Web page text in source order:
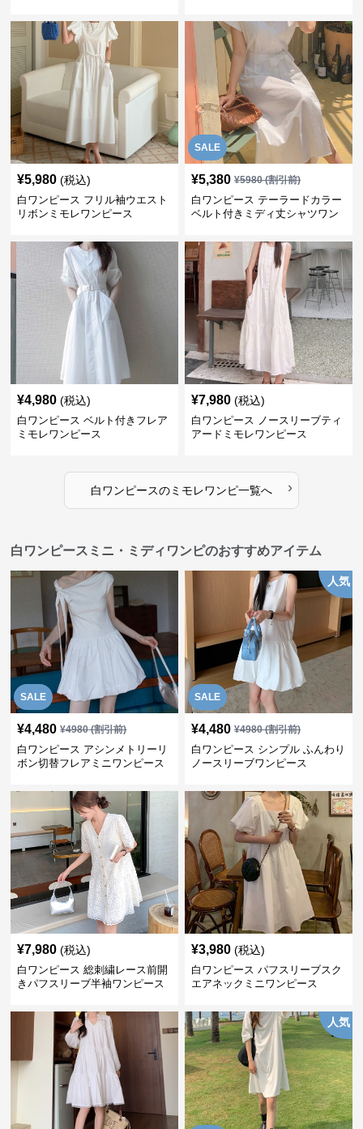
¥5,980 (税込)
白ワンピース フリル袖ウエスト
リボンミモレワンピース
SALE
¥5,380 ¥5980(割引前)
白ワンピース テーラードカラー
ベルト付きミディ丈シャツワン
¥4,980 (税込)
白ワンピース ベルト付きフレア
ミモレワンピース
¥7,980 (税込)
白ワンピース ノースリーブティ
アードミモレワンピース
白ワンピースのミモレワンピ一覧へ ›
白ワンピースミニ・ミディワンピのおすすめアイテム
SALE
¥4,480 ¥4980(割引前)
白ワンピース アシンメトリーリ
ボン切替フレアミニワンピース
SALE
人気
¥4,480 ¥4980(割引前)
白ワンピース シンプル ふんわり
ノースリーブワンピース
¥7,980 (税込)
白ワンピース 総刺繍レース前開
きパフスリーブ半袖ワンピース
¥3,980 (税込)
白ワンピース パフスリーブスク
エアネックミニワンピース
人気